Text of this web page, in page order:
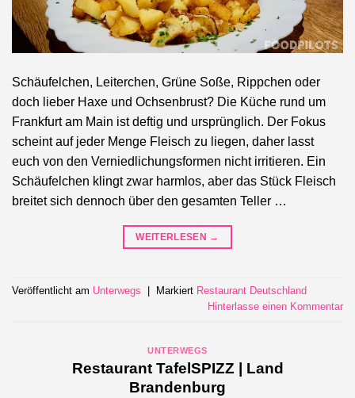
Schäufelchen, Leiterchen, Grüne Soße, Rippchen oder
doch lieber Haxe und Ochsenbrust? Die Küche rund um
Frankfurt am Main ist deftig und ursprünglich. Der Fokus
scheint auf jeder Menge Fleisch zu liegen, daher lasst
euch von den Verniedlichungsformen nicht irritieren. Ein
Schäufelchen klingt zwar harmlos, aber das Stück Fleisch
breitet sich dennoch über den gesamten Teller …
WEITERLESEN →
Veröffentlicht am Unterwegs Markiert Restaurant Deutschland
Hinterlasse einen Kommentar
UNTERWEGS
Restaurant TafelSPIZZ | Land
Brandenburg